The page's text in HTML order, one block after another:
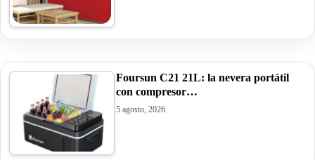
Foursun C21 21L: la nevera portátil
con compresor…
5 agosto, 2026